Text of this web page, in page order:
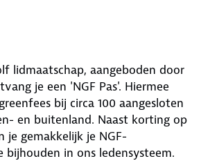
lidmaatschap, aangeboden door
je een 'NGF Pas'. Hiermee
bij circa 100 aangesloten
en buitenland. Naast korting op
je gemakkelijk je NGF-
bijhouden in ons ledensysteem.